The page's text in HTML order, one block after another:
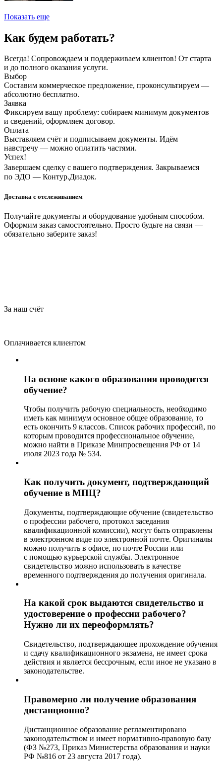
Показать еще
Как будем работать?
Всегда! Сопровождаем и поддерживаем клиентов! От старта
и до полного оказания услуги.
Выбор
Составим коммерческое предложение, проконсультируем —
абсолютно бесплатно.
Заявка
Фиксируем вашу проблему: собираем минимум документов
и сведений, оформляем договор.
Оплата
Выставляем счёт и подписываем документы. Идём
навстречу — можно оплатить частями.
Успех!
Завершаем сделку с вашего подтверждения. Закрываемся
по ЭДО — Контур.Диадок.
Доставка с отслеживанием
Получайте документы и оборудование удобным способом.
Оформим заказ самостоятельно. Просто будьте на связи —
обязательно заберите заказ!
За наш счёт
Оплачивается клиентом
На основе какого образования проводится
обучение?
Чтобы получить рабочую специальность, необходимо
иметь как минимум основное общее образование, то
есть окончить 9 классов. Список рабочих профессий, по
которым проводится профессиональное обучение,
можно найти в Приказе Минпросвещения РФ от 14
июля 2023 года № 534.
Как получить документ, подтверждающий
обучение в МПЦ?
Документы, подтверждающие обучение (свидетельство
о профессии рабочего, протокол заседания
квалификационной комиссии), могут быть отправлены
в электронном виде по электронной почте. Оригиналы
можно получить в офисе, по почте России или
с помощью курьерской службы. Электронное
свидетельство можно использовать в качестве
временного подтверждения до получения оригинала.
На какой срок выдаются свидетельство и
удостоверение о профессии рабочего?
Нужно ли их переоформлять?
Свидетельство, подтверждающее прохождение обучения
и сдачу квалификационного экзамена, не имеет срока
действия и является бессрочным, если иное не указано в
законодательстве.
Правомерно ли получение образования
дистанционно?
Дистанционное образование регламентировано
законодательством и имеет нормативно-правовую базу
(ФЗ №273, Приказ Министерства образования и науки
РФ №816 от 23 августа 2017 года).